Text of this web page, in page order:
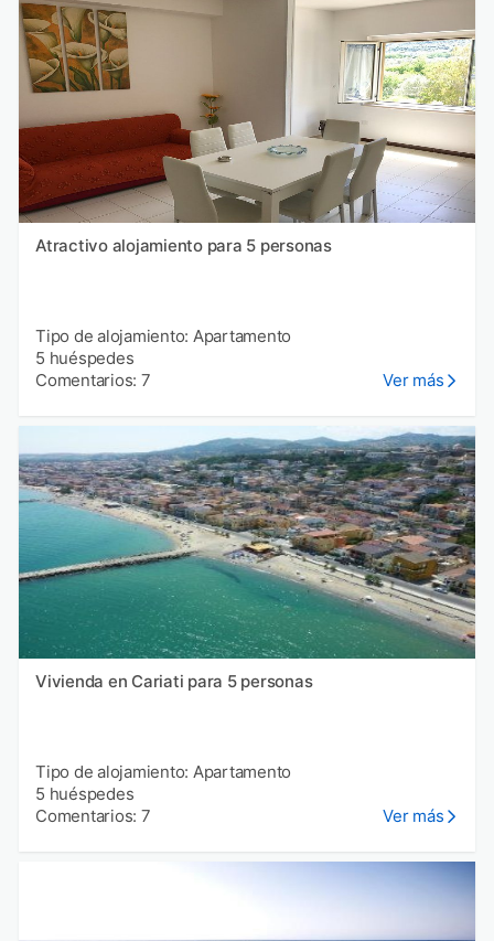
Atractivo alojamiento para 5 personas
Tipo de alojamiento: Apartamento
5 huéspedes
Comentarios: 7
Ver más
Vivienda en Cariati para 5 personas
Tipo de alojamiento: Apartamento
5 huéspedes
Comentarios: 7
Ver más